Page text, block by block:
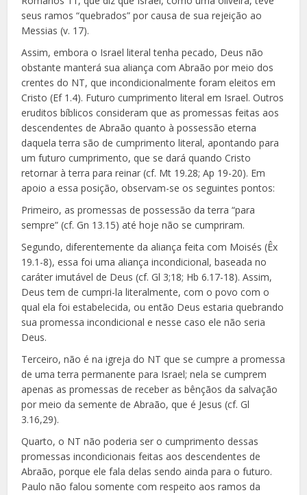
seus ramos “quebrados” por causa de sua rejeição ao
Messias (v. 17).
Assim, embora o Israel literal tenha pecado, Deus não
obstante manterá sua aliança com Abraão por meio dos
crentes do NT, que incondicionalmente foram eleitos em
Cristo (Ef 1.4). Futuro cumprimento literal em Israel. Outros
eruditos bíblicos consideram que as promessas feitas aos
descendentes de Abraão quanto à possessão eterna
daquela terra são de cumprimento literal, apontando para
um futuro cumprimento, que se dará quando Cristo
retornar à terra para reinar (cf. Mt 19.28; Ap 19-20). Em
apoio a essa posição, observam-se os seguintes pontos:
Primeiro, as promessas de possessão da terra “para
sempre” (cf. Gn 13.15) até hoje não se cumpriram.
Segundo, diferentemente da aliança feita com Moisés (Êx
19.1-8), essa foi uma aliança incondicional, baseada no
caráter imutável de Deus (cf. Gl 3;18; Hb 6.17-18). Assim,
Deus tem de cumpri-la literalmente, com o povo com o
qual ela foi estabelecida, ou então Deus estaria quebrando
sua promessa incondicional e nesse caso ele não seria
Deus.
Terceiro, não é na igreja do NT que se cumpre a promessa
de uma terra permanente para Israel; nela se cumprem
apenas as promessas de receber as bênçãos da salvação
por meio da semente de Abraão, que é Jesus (cf. Gl
3.16,29).
Quarto, o NT não poderia ser o cumprimento dessas
promessas incondicionais feitas aos descendentes de
Abraão, porque ele fala delas sendo ainda para o futuro.
Paulo não falou somente com respeito aos ramos da